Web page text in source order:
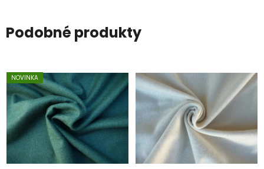
Podobné produkty
NOVINKA